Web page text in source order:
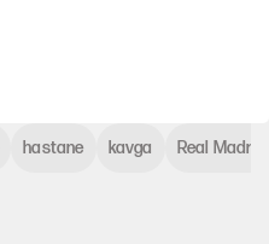
hastane kavga Real Madrid